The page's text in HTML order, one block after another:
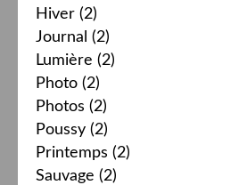
Hiver (2)
Journal (2)
Lumière (2)
Photo (2)
Photos (2)
Poussy (2)
Printemps (2)
Sauvage (2)